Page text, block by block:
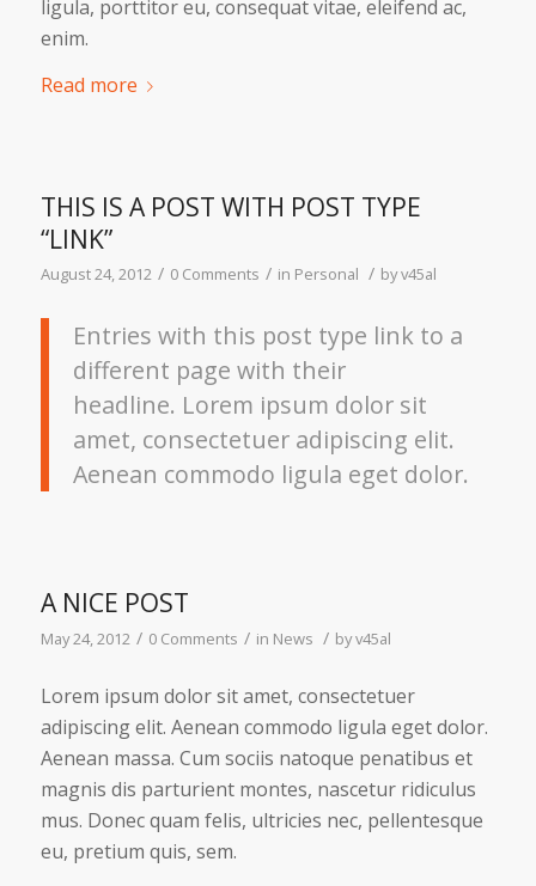
ligula, porttitor eu, consequat vitae, eleifend ac,
enim.
Read more
THIS IS A POST WITH POST TYPE
“LINK”
August 24, 2012 / 0 Comments / in Personal / byv45al
Entries with this post type link to a
different page with their
headline. Lorem ipsum dolor sit
amet, consectetuer adipiscing elit.
Aenean commodo ligula eget dolor.
A NICE POST
May 24, 2012 / 0 Comments / in News / byv45al
Lorem ipsum dolor sit amet, consectetuer
adipiscing elit. Aenean commodo ligula eget dolor.
Aenean massa. Cum sociis natoque penatibus et
magnis dis parturient montes, nascetur ridiculus
mus. Donec quam felis, ultricies nec, pellentesque
eu, pretium quis, sem.